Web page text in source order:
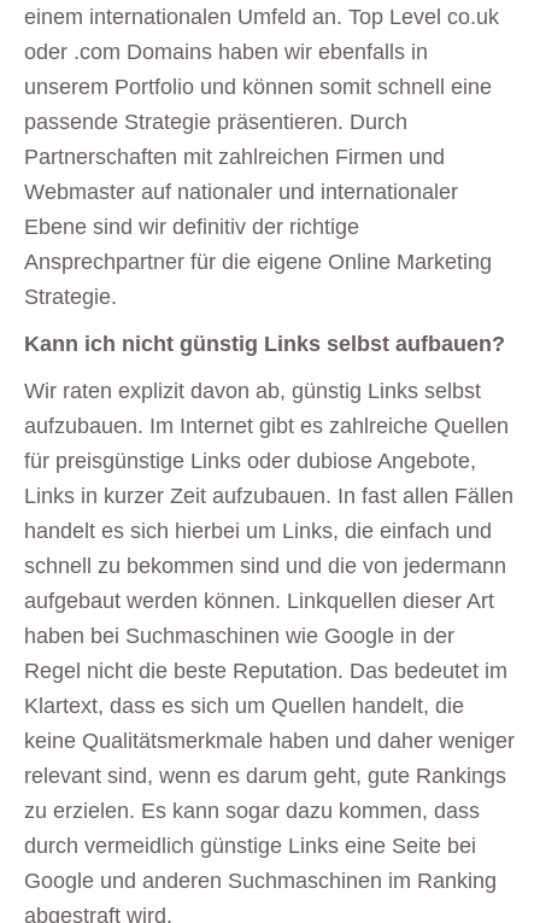
einem internationalen Umfeld an. Top Level co.uk
oder .com Domains haben wir ebenfalls in
unserem Portfolio und können somit schnell eine
passende Strategie präsentieren. Durch
Partnerschaften mit zahlreichen Firmen und
Webmaster auf nationaler und internationaler
Ebene sind wir definitiv der richtige
Ansprechpartner für die eigene Online Marketing
Strategie.
Kann ich nicht günstig Links selbst aufbauen?
Wir raten explizit davon ab, günstig Links selbst
aufzubauen. Im Internet gibt es zahlreiche Quellen
für preisgünstige Links oder dubiose Angebote,
Links in kurzer Zeit aufzubauen. In fast allen Fällen
handelt es sich hierbei um Links, die einfach und
schnell zu bekommen sind und die von jedermann
aufgebaut werden können. Linkquellen dieser Art
haben bei Suchmaschinen wie Google in der
Regel nicht die beste Reputation. Das bedeutet im
Klartext, dass es sich um Quellen handelt, die
keine Qualitätsmerkmale haben und daher weniger
relevant sind, wenn es darum geht, gute Rankings
zu erzielen. Es kann sogar dazu kommen, dass
durch vermeidlich günstige Links eine Seite bei
Google und anderen Suchmaschinen im Ranking
abgestraft wird.